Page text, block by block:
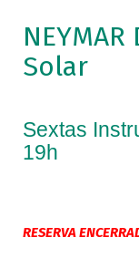
Solar
Sextas
19h
RESERVA